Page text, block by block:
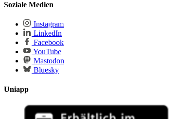
Soziale Medien
Instagram
LinkedIn
Facebook
YouTube
Mastodon
Bluesky
Uniapp